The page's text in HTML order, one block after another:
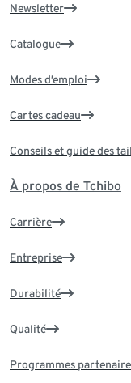
Newsletter
Catalogue
Modes d’emploi
Cartes cadeau
Conseils et guide des
À propos de Tchibo
Carrière
Entreprise
Durabilité
Qualité
Programmes